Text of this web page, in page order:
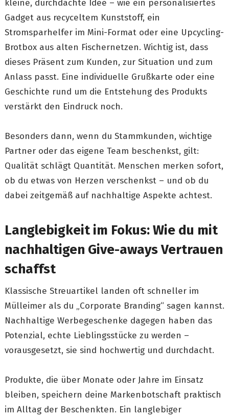
kleine, durchdachte Idee – wie ein personalisiertes
Gadget aus recyceltem Kunststoff, ein
Stromsparhelfer im Mini-Format oder eine Upcycling-
Brotbox aus alten Fischernetzen. Wichtig ist, dass
dieses Präsent zum Kunden, zur Situation und zum
Anlass passt. Eine individuelle Grußkarte oder eine
Geschichte rund um die Entstehung des Produkts
verstärkt den Eindruck noch.
Besonders dann, wenn du Stammkunden, wichtige
Partner oder das eigene Team beschenkst, gilt:
Qualität schlägt Quantität. Menschen merken sofort,
ob du etwas von Herzen verschenkst – und ob du
dabei zeitgemäß auf nachhaltige Aspekte achtest.
Langlebigkeit im Fokus: Wie du mit
nachhaltigen Give-aways Vertrauen
schaffst
Klassische Streuartikel landen oft schneller im
Mülleimer als du „Corporate Branding“ sagen kannst.
Nachhaltige Werbegeschenke dagegen haben das
Potenzial, echte Lieblingsstücke zu werden –
vorausgesetzt, sie sind hochwertig und durchdacht.
Produkte, die über Monate oder Jahre im Einsatz
bleiben, speichern deine Markenbotschaft praktisch
im Alltag der Beschenkten. Ein langlebiger